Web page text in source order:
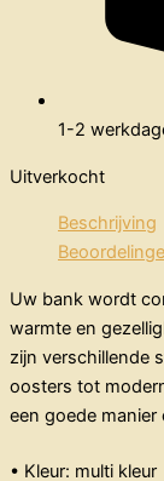
1-2
Uitverkocht
Beschrijving
Uw bank wordt
warmte en
zijn verschillende
oosters tot
een goede
• Kleur: multi kleur